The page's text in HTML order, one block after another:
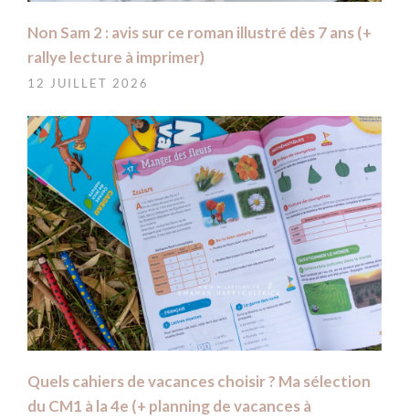
Non Sam 2 : avis sur ce roman illustré dès 7 ans (+
rallye lecture à imprimer)
12 JUILLET 2026
Quels cahiers de vacances choisir ? Ma sélection
du CM1 à la 4e (+ planning de vacances à